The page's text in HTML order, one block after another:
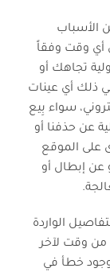
الأسباب
أي وقت وفقاً
تجاهك أو
ذلك أي عينات
سواء بِيع
عن حذفنا أو
على الموقع
عن إبطال أو
الواردة
من وقت لآخر
خطأ في